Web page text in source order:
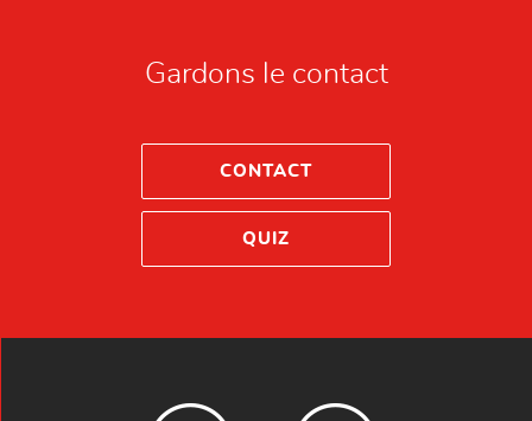
Gardons le contact
CONTACT
QUIZ